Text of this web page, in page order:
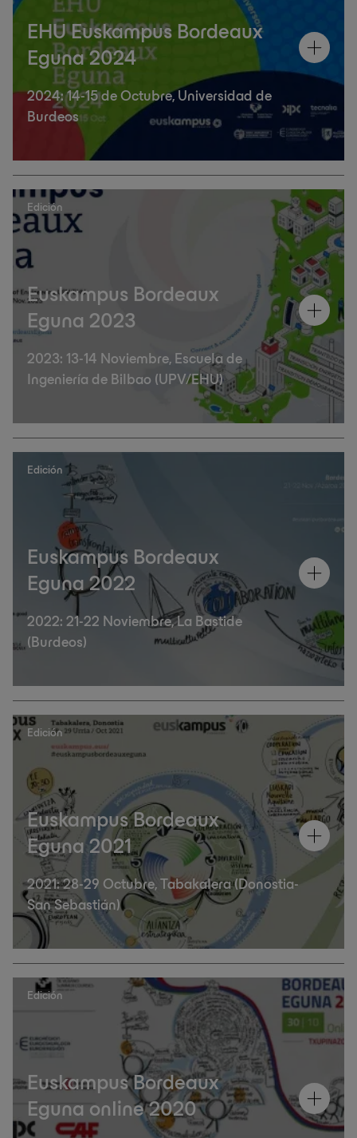
EHU Euskampus Bordeaux
Eguna 2024
2024: 14-15 de Octubre, Universidad de
Burdeos
Edición
Euskampus Bordeaux
Eguna 2023
2023: 13-14 Noviembre, Escuela de
Ingeniería de Bilbao (UPV/EHU)
Edición
Euskampus Bordeaux
Eguna 2022
2022: 21-22 Noviembre, La Bastide
(Burdeos)
Edición
Euskampus Bordeaux
Eguna 2021
2021: 28-29 Octubre, Tabakalera (Donostia-
San Sebastián)
Edición
Euskampus Bordeaux
Eguna online 2020